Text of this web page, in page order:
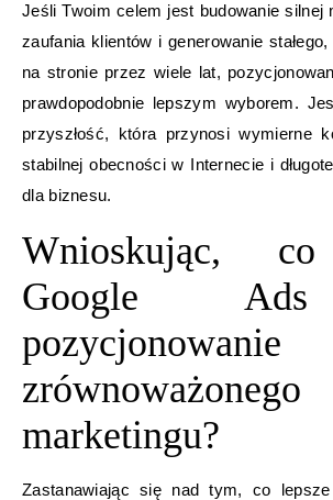
Jeśli Twoim celem jest budowanie silnej
zaufania klientów i generowanie
na stronie przez wiele lat,
prawdopodobnie lepszym wyborem.
przyszłość, która przynosi wymierne
stabilnej obecności w Internecie i
dla biznesu.
Wnioskując,
Google
zrównoważonego
marketingu?
Zastanawiając się nad tym, co